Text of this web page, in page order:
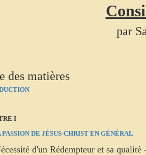
par
des matières
I
PASSION DE JÉSUS-CHRIST EN GÉNÉRAL
d'un Rédempteur et sa